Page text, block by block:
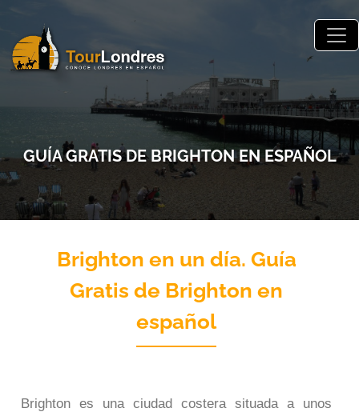
GUÍA GRATIS DE BRIGHTON EN ESPAÑOL
Brighton en un día. Guía
Gratis de Brighton en
español
Brighton es una ciudad costera situada a unos